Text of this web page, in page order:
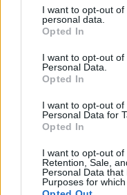
a este sitio y haciendo
parte inferior de la
Please note that this
services and may
not limited to your visit
use your data for
consent section.
I want to opt-out
personal data.
Opted In
I want to opt-out
Personal Data.
Opted In
I want to opt-out
Personal Data for
Opted In
I want to opt-out of
Retention, Sale,
Personal Data
Purposes for
No son populares,
útiles